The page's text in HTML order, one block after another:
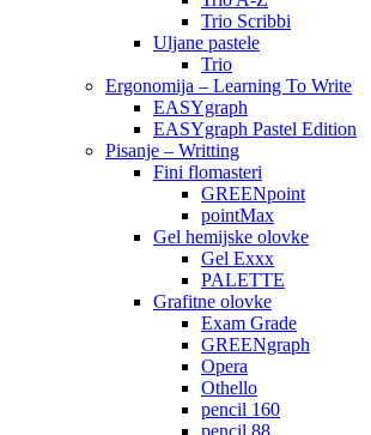
Trio Scribbi
Uljane pastele
Trio
Ergonomija – Learning To Write
EASYgraph
EASYgraph Pastel Edition
Pisanje – Writting
Fini flomasteri
GREENpoint
pointMax
Gel hemijske olovke
Gel Exxx
PALETTE
Grafitne olovke
Exam Grade
GREENgraph
Opera
Othello
pencil 160
pencil 88